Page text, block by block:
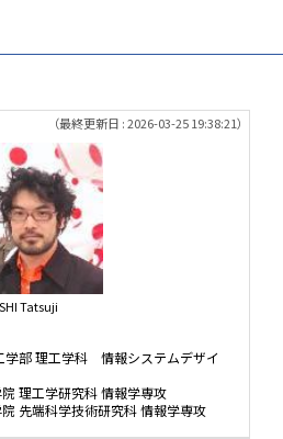
（最終更新日 : 2026-03-25 19:38:21）
Tatsuji
学部 理工学科 情報システムデザイ
理工学研究科 情報学専攻
先端科学技術研究科 情報学専攻